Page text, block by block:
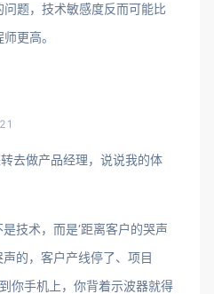
题，技术敏感度反而可能比
更高。
去做产品经理，说说我的体
技术，而是‘距离客户的哭声
声的，客户产线停了、项目
你手机上，你背着示波器就得